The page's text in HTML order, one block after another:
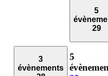
3
évènements
5
29
5